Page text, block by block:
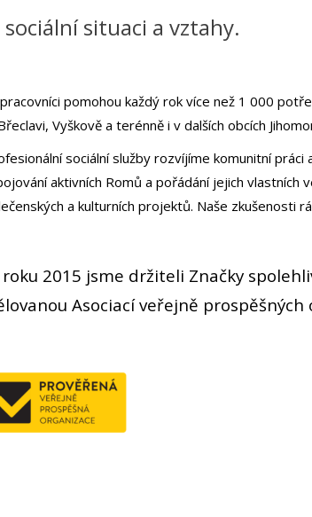
situaci a vztahy.
pomohou každý rok více než 1 000
Vyškově a terénně i v dalších obcích
sociální služby rozvíjíme komunitní
aktivních Romů a pořádání jejich vlastních
a kulturních projektů. Naše zkušenosti
roku 2015 jsme držiteli Značky
Asociací veřejně prospěšných